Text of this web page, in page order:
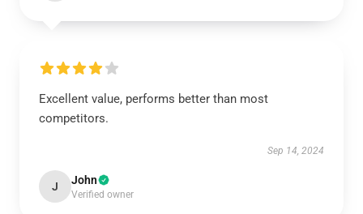
Excellent value, performs better than most
competitors.
Sep 14, 2024
J John
Verified owner